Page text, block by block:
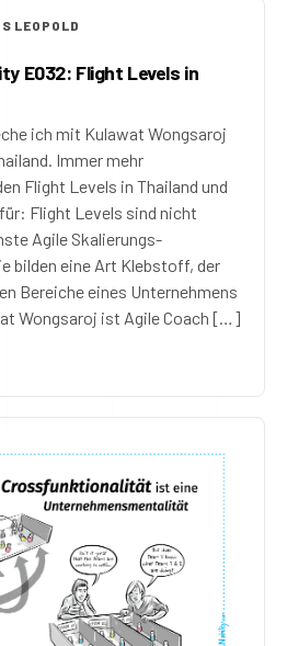
LEOPOLD
E032: Flight Levels in
ich mit Kulawat Wongsaroj
Immer mehr
Flight Levels in Thailand und
Flight Levels sind nicht
Agile Skalierungs-
bilden eine Art Klebstoff, der
Bereiche eines Unternehmens
Wongsaroj ist Agile Coach […]